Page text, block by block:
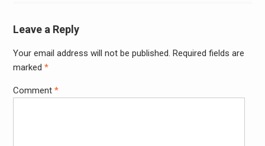
Leave a Reply
Your email address will not be published. Required fields are
marked *
Comment *